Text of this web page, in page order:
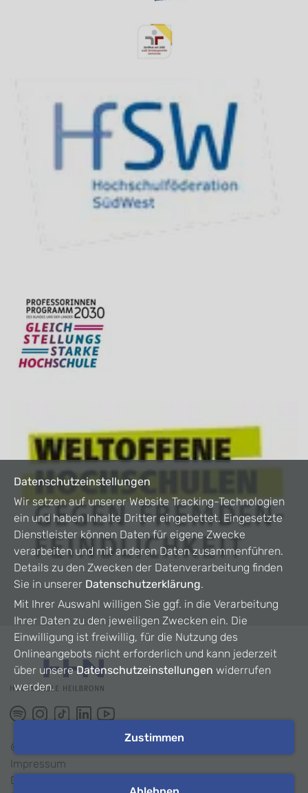
©
Impressum
Datenschutz
Datenschutzeinstellungen
Wir setzen auf unserer Website Tracking-Technologien
ein und haben Inhalte Dritter eingebettet. Eingesetzte
Dienstleister können Daten für eigene Zwecke
verarbeiten und mit anderen Daten zusammenführen.
Details zu den Zwecken der Datenverarbeitung finden
Sie in unserer Datenschutzerklärung.
Mit Ihrer Auswahl willigen Sie ggf. in die Verarbeitung
Ihrer Daten zu den jeweiligen Zwecken ein. Die
Einwilligung ist freiwillig, für die Nutzung des
Onlineangebots nicht erforderlich und kann jederzeit
über unsereDatenschutzeinstellungen widerrufen
werden.
Zustimmen